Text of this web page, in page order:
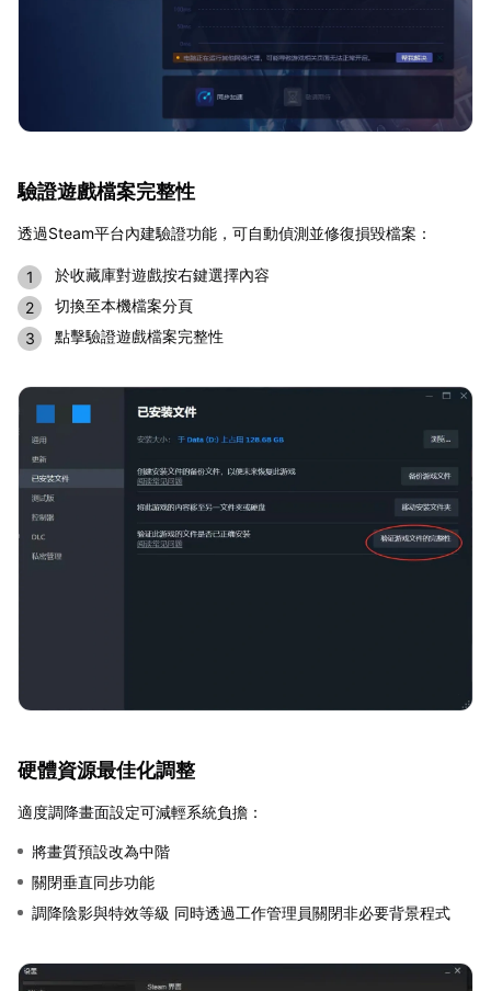
驗證遊戲檔案完整性
透過Steam平台內建驗證功能，可自動偵測並修復損毀檔案：
於收藏庫對遊戲按右鍵選擇內容
切換至本機檔案分頁
點擊驗證遊戲檔案完整性
硬體資源最佳化調整
適度調降畫面設定可減輕系統負擔：
將畫質預設改為中階
關閉垂直同步功能
調降陰影與特效等級 同時透過工作管理員關閉非必要背景程式